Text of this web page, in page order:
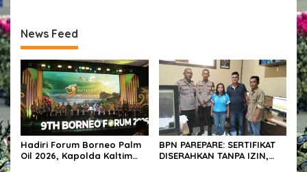
News Feed
Hadiri Forum Borneo Palm
Oil 2026, Kapolda Kaltim
BPN PAREPARE: SERTIFIKAT
DISERAHKAN TANPA IZIN,